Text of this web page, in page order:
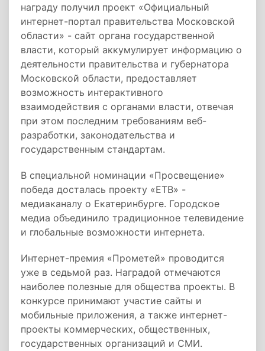
награду получил проект «Официальный
интернет-портал правительства Московской
области» - сайт органа государственной
власти, который аккумулирует информацию о
деятельности правительства и губернатора
Московской области, предоставляет
возможность интерактивного
взаимодействия с органами власти, отвечая
при этом последним требованиям веб-
разработки, законодательства и
государственным стандартам.
В специальной номинации «Просвещение»
победа досталась проекту «ЕТВ» -
медиаканалу о Екатеринбурге. Городское
медиа объединило традиционное телевидение
и глобальные возможности интернета.
Интернет-премия «Прометей» проводится
уже в седьмой раз. Наградой отмечаются
наиболее полезные для общества проекты. В
конкурсе принимают участие сайты и
мобильные приложения, а также интернет-
проекты коммерческих, общественных,
государственных организаций и СМИ.